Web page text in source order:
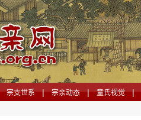
宗支世系 | 宗亲动态 | 童氏视觉 |